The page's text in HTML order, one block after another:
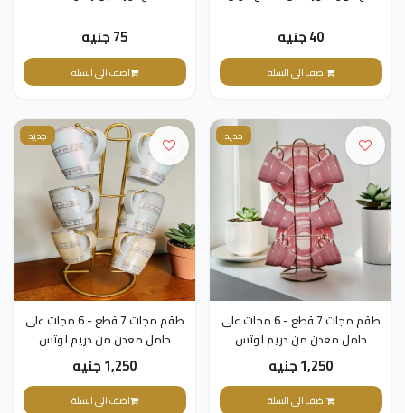
40 جنيه
اضف الى السلة
75 جنيه
اضف الى السلة
جديد
طقم مجات 7 قطع - 6 مجات على
حامل معدن من دريم لوتس
1,250 جنيه
اضف الى السلة
جديد
طقم مجات 7 قطع - 6 مجات على
حامل معدن من دريم لوتس
1,250 جنيه
اضف الى السلة